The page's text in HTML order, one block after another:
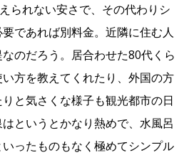
られない安さで、その代わりシ
であれば別料金。近隣に住む人
のだろう。居合わせた80代くら
方を教えてくれたり、外国の方
と気さくな様子も観光都市の日
というとかなり熱めで、水風呂
ったものもなく極めてシンプル